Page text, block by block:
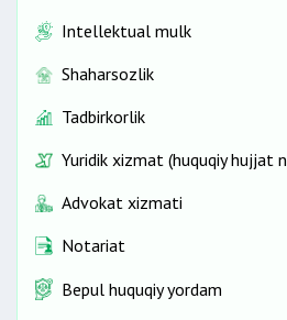
Intellektual mulk
Shaharsozlik
Tadbirkorlik
Yuridik xizmat (huquqiy hujjat
Advokat xizmati
Notariat
Bepul huquqiy yordam